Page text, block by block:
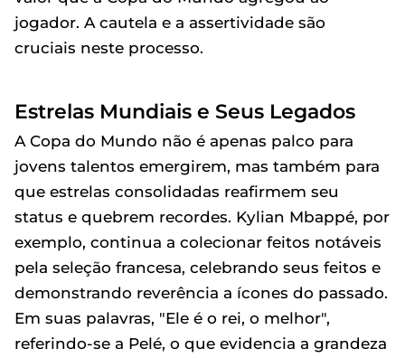
jogador. A cautela e a assertividade são
cruciais neste processo.
Estrelas Mundiais e Seus Legados
A Copa do Mundo não é apenas palco para
jovens talentos emergirem, mas também para
que estrelas consolidadas reafirmem seu
status e quebrem recordes. Kylian Mbappé, por
exemplo, continua a colecionar feitos notáveis
pela seleção francesa, celebrando seus feitos e
demonstrando reverência a ícones do passado.
Em suas palavras, "Ele é o rei, o melhor",
referindo-se a Pelé, o que evidencia a grandeza